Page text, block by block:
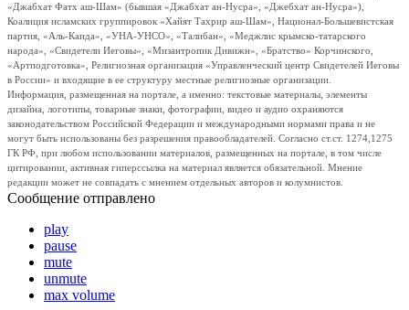
«Джабхат Фатх аш-Шам» (бывшая «Джабхат ан-Нусра», «Джебхат ан-Нусра»),
Коалиция исламских группировок «Хайят Тахрир аш-Шам», Национал-Большевистская
партия, «Аль-Каида», «УНА-УНСО», «Талибан», «Меджлис крымско-татарского
народа», «Свидетели Иеговы», «Мизантропик Дивижн», «Братство» Корчинского,
«Артподготовка», Религиозная организация «Управленческий центр Свидетелей Иеговы
в России» и входящие в ее структуру местные религиозные организации.
Информация, размещенная на портале, а именно: текстовые материалы, элементы
дизайна, логотипы, товарные знаки, фотографии, видео и аудио охраняются
законодательством Российской Федерации и международными нормами права и не
могут быть использованы без разрешения правообладателей. Согласно ст.ст. 1274,1275
ГК РФ, при любом использовании материалов, размещенных на портале, в том числе
цитировании, активная гиперссылка на материал является обязательной. Мнение
редакции может не совпадать с мнением отдельных авторов и колумнистов.
Сообщение отправлено
play
pause
mute
unmute
max volume